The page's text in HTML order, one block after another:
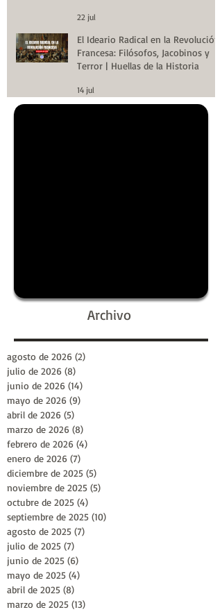
22 jul
El Ideario Radical en la Revolución
Francesa: Filósofos, Jacobinos y
Terror | Huellas de la Historia
14 jul
Archivo
agosto de 2026 (2)
julio de 2026 (8)
junio de 2026 (14)
mayo de 2026 (9)
abril de 2026 (5)
marzo de 2026 (8)
febrero de 2026 (4)
enero de 2026 (7)
diciembre de 2025 (5)
noviembre de 2025 (5)
octubre de 2025 (4)
septiembre de 2025 (10)
agosto de 2025 (7)
julio de 2025 (7)
junio de 2025 (6)
mayo de 2025 (4)
abril de 2025 (8)
marzo de 2025 (13)